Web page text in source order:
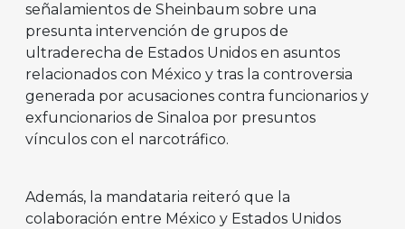
señalamientos de Sheinbaum sobre una
presunta intervención de grupos de
ultraderecha de Estados Unidos en asuntos
relacionados con México y tras la controversia
generada por acusaciones contra funcionarios y
exfuncionarios de Sinaloa por presuntos
vínculos con el narcotráfico.
Además, la mandataria reiteró que la
colaboración entre México y Estados Unidos